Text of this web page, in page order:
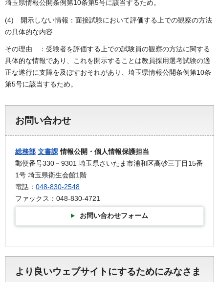
埼玉県情報公開条例第10条第5号に該当するため。
(4) 開示しない情報：面接試験において評価する上での観察の方法
の具体的な内容
その理由 ：受験者を評価する上での試験員の観察の方法に関する
具体的な情報であり、これを開示することは教員採用選考試験の適
正な遂行に支障を及ぼすおそれがあり、埼玉県情報公開条例第10条
第5号に該当するため。
お問い合わせ
総務部 文書課情報公開・個人情報保護担当
郵便番号330－9301 埼玉県さいたま市浦和区高砂三丁目15番
1号 埼玉県衛生会館1階
電話： 048-830-2548
ファックス：048-830-4721
お問い合わせフォーム
より良いウェブサイトにするためにみなさま